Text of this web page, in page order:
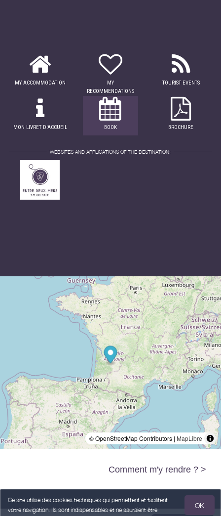
Ce site utilise des cookies techniques qui permettent et facilitent
votre navigation. Ils sont indispensables et ne sauraient être
OK
MY ACCOMMODATION
MY
RECOMMENDATIONS
TOURIST EVENTS
MON LIVRET D'ACCUEIL BOOK BROCHURE
WEBSITES AND APPLICATIONS OF THE DESTINATION:
© OpenStreetMap Contributors | MapLibre
Comment m'y rendre ? >